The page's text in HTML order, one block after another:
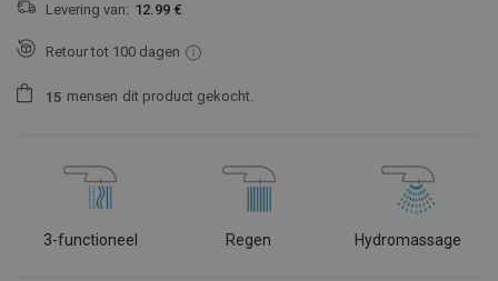
Levering van: 12.99 €
Retour tot 100 dagen
1 5 mensen dit product gekocht.
3-functioneel Regen Hydromassage